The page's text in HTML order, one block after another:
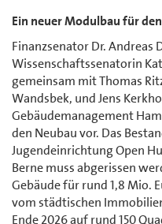
Ein neuer Modulbau für
Finanzsenator Dr. Andreas
Wissenschaftssenatorin
gemeinsam mit Thomas
Wandsbek, und Jens
Gebäudemanagement
den Neubau vor. Das
Jugendeinrichtung Open
Berne muss abgerissen
Gebäude für rund 1,8 Mio.
vom städtischen
Ende 2026 auf rund 150